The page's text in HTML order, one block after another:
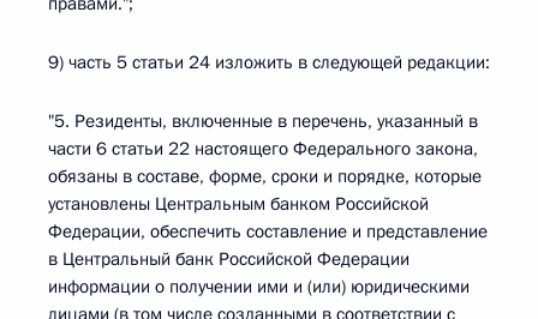
9) часть 5 статьи 24 изложить в следующей редакции:
"5. Резиденты, включенные в перечень, указанный в
части 6 статьи 22 настоящего Федерального закона,
обязаны в составе, форме, сроки и порядке, которые
установлены Центральным банком Российской
Федерации, обеспечить составление и представление
в Центральный банк Российской Федерации
информации о получении ими и (или) юридическими
лицами (в том числе созданными в соответствии с